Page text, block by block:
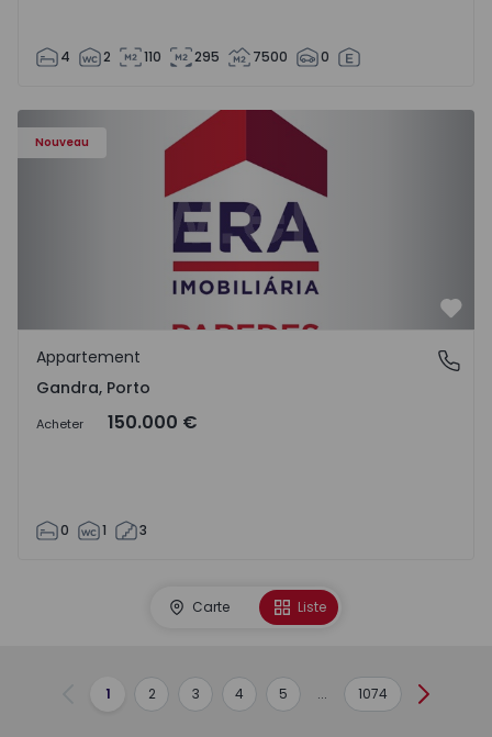
4 2 110 295 7500 0
Nouveau
Appartement T0 Paredes, Gandra - 1575265 - 1
Gandra, Porto
Appartement
Gandra, Porto
Acheter 150.000 €
0 1 3
Carte Liste
Précédent
1 2 3 4 5 ... 1074 Suivant